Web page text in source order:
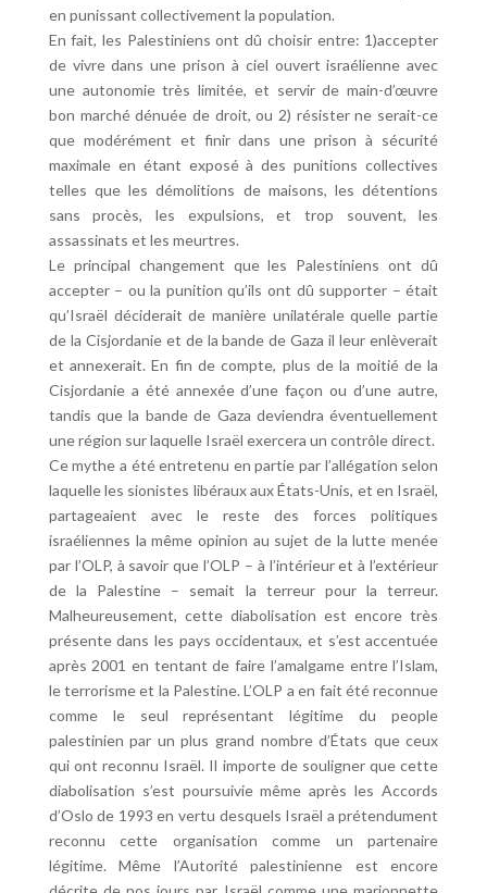
en punissant collectivement la population.
En fait, les Palestiniens ont dû choisir entre: 1)accepter
de vivre dans une prison à ciel ouvert israélienne avec
une autonomie très limitée, et servir de main-d’œuvre
bon marché dénuée de droit, ou 2) résister ne serait-ce
que modérément et finir dans une prison à sécurité
maximale en étant exposé à des punitions collectives
telles que les démolitions de maisons, les détentions
sans procès, les expulsions, et trop souvent, les
assassinats et les meurtres.
Le principal changement que les Palestiniens ont dû
accepter – ou la punition qu’ils ont dû supporter – était
qu’Israël déciderait de manière unilatérale quelle partie
de la Cisjordanie et de la bande de Gaza il leur enlèverait
et annexerait. En fin de compte, plus de la moitié de la
Cisjordanie a été annexée d’une façon ou d’une autre,
tandis que la bande de Gaza deviendra éventuellement
une région sur laquelle Israël exercera un contrôle direct.
Ce mythe a été entretenu en partie par l’allégation selon
laquelle les sionistes libéraux aux États-Unis, et en Israël,
partageaient avec le reste des forces politiques
israéliennes la même opinion au sujet de la lutte menée
par l’OLP, à savoir que l’OLP – à l’intérieur et à l’extérieur
de la Palestine – semait la terreur pour la terreur.
Malheureusement, cette diabolisation est encore très
présente dans les pays occidentaux, et s’est accentuée
après 2001 en tentant de faire l’amalgame entre l’Islam,
le terrorisme et la Palestine. L’OLP a en fait été reconnue
comme le seul représentant légitime du people
palestinien par un plus grand nombre d’États que ceux
qui ont reconnu Israël. Il importe de souligner que cette
diabolisation s’est poursuivie même après les Accords
d’Oslo de 1993 en vertu desquels Israël a prétendument
reconnu cette organisation comme un partenaire
légitime. Même l’Autorité palestinienne est encore